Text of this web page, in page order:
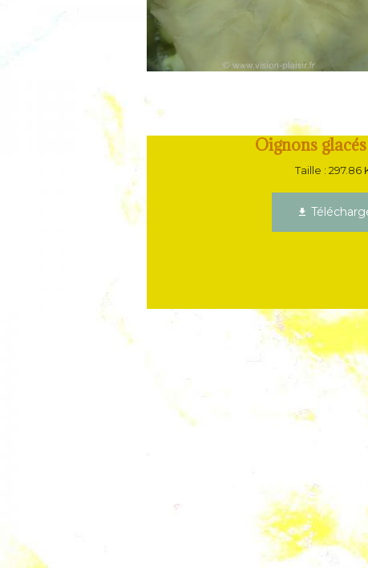
Oignons
Taille : 297.86